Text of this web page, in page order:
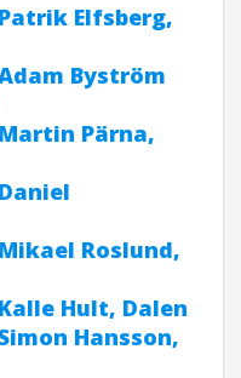
Elfsberg,
Byström
Pärna,
Roslund,
Hult, Dalen
Hansson,